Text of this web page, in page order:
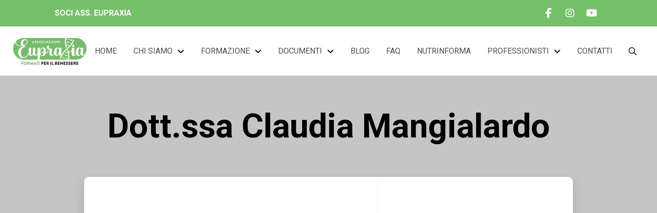
SOCI ASS. EUPRAXIA
HOME CHI SIAMO FORMAZIONE DOCUMENTI BLOG FAQ NUTRINFORMA PROFESSIONISTI CONTATTI
Dott.ssa Claudia Mangialardo